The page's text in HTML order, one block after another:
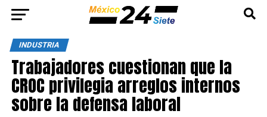
INDUSTRIA
Trabajadores cuestionan que la
CROC privilegia arreglos internos
sobre la defensa laboral